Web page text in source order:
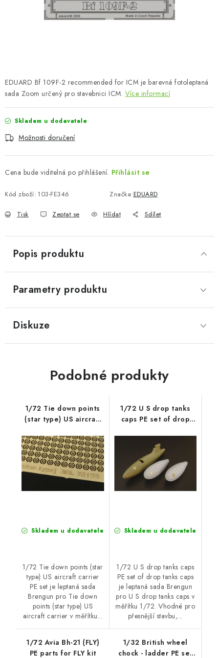
Velkoobchod (B2B)
FAQ Hromadná objednávka
EDUARD Bf 109F-2 recommended for ICM je barevná fotoleptaná
sada Zoom určený pro stavebnici ICM. Více informací
Skladem u dodavatele
Možnosti doručení
Cena bude viditelná po přihlášení. Přihlásit se
Kód zboží: 103-FE346 Značka:EDUARD
Tisk Zeptat se Hlídat Sdílet
Popis produktu
Parametry produktu
Diskuze
Podobné produkty
1/72 Tie down points
(star type) US aircraft
Skladem u dodavatele
1/72 Tie down points (star
type) US aircraft carrier
PE set je leptaná sada
Brengun pro Tie down
points (star type) US
aircraft carrier v měřítku...
1/72 U S drop tanks
caps PE set of drop
Skladem u dodavatele
1/72 U S drop tanks caps
PE set of drop tanks caps
je leptaná sada Brengun
pro U S drop tanks caps v
měřítku 1/72. Vhodné pro
přesnější stavbu,...
1/72 Avia Bh-21 (FLY)
PE parts for FLY kit
1/32 British wheel
chock - ladder PE set